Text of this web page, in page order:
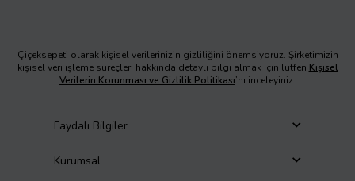
Çiçeksepeti olarak kişisel verilerinizin gizliliğini önemsiyoruz. Şirketimizin
kişisel veri işleme süreçleri hakkında detaylı bilgi almak için lütfen Kişisel
Verilerin Korunması ve Gizlilik Politikası’nı inceleyiniz.
Faydalı Bilgiler
Kurumsal